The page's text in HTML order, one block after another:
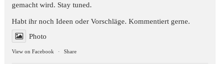
gemacht wird. Stay tuned.
Habt ihr noch Ideen oder Vorschläge. Kommentiert gerne.
Photo
View on Facebook · Share